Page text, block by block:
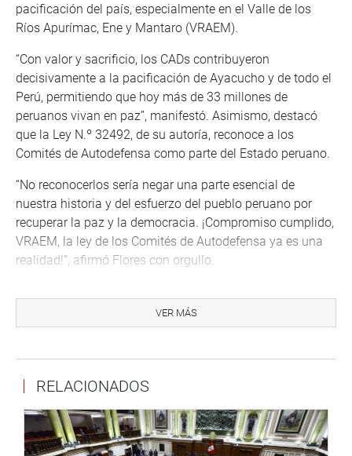
pacificación del país, especialmente en el Valle de los
Ríos Apurímac, Ene y Mantaro (VRAEM).
“Con valor y sacrificio, los CADs contribuyeron
decisivamente a la pacificación de Ayacucho y de todo el
Perú, permitiendo que hoy más de 33 millones de
peruanos vivan en paz”, manifestó. Asimismo, destacó
que la Ley N.º 32492, de su autoría, reconoce a los
Comités de Autodefensa como parte del Estado peruano.
“No reconocerlos sería negar una parte esencial de
nuestra historia y del esfuerzo del pueblo peruano por
recuperar la paz y la democracia. ¡Compromiso cumplido,
VRAEM, la ley de los Comités de Autodefensa ya es una
realidad!”, afirmó Flores con orgullo.
en el distrito de La Joya, para constatar el avance de la
construcción de su nueva infraestructura de primaria y
secundaria.
Durante la visita, el legislador advirtió que las obras
presentan un preocupante retraso en los plazos
VER MÁS
RELACIONADOS